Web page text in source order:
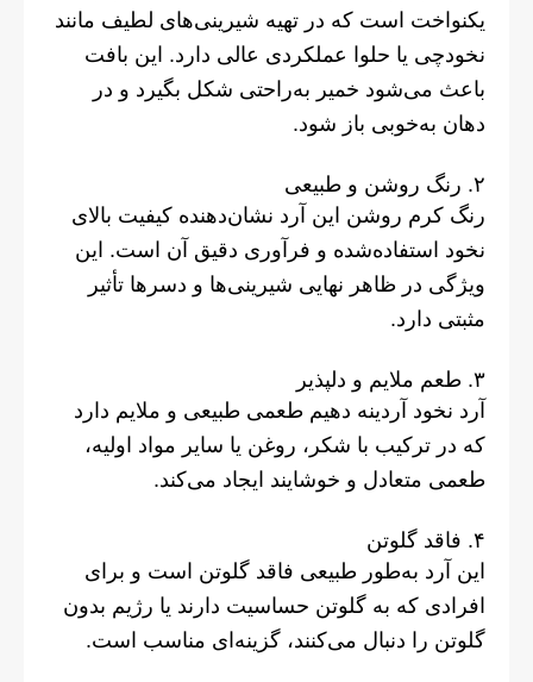
یکنواخت است که در تهیه شیرینی‌های لطیف مانند
نخودچی یا حلوا عملکردی عالی دارد. این بافت
باعث می‌شود خمیر به‌راحتی شکل بگیرد و در
دهان به‌خوبی باز شود.
۲. رنگ روشن و طبیعی
رنگ کرم روشن این آرد نشان‌دهنده کیفیت بالای
نخود استفاده‌شده و فرآوری دقیق آن است. این
ویژگی در ظاهر نهایی شیرینی‌ها و دسرها تأثیر
مثبتی دارد.
۳. طعم ملایم و دلپذیر
آرد نخود آردینه دهیم طعمی طبیعی و ملایم دارد
که در ترکیب با شکر، روغن یا سایر مواد اولیه،
طعمی متعادل و خوشایند ایجاد می‌کند.
۴. فاقد گلوتن
این آرد به‌طور طبیعی فاقد گلوتن است و برای
افرادی که به گلوتن حساسیت دارند یا رژیم بدون
گلوتن را دنبال می‌کنند، گزینه‌ای مناسب است.